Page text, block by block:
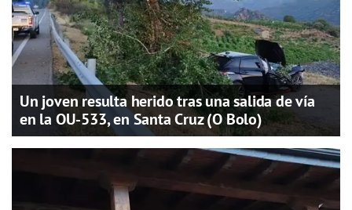
Un joven resulta herido tras una salida de vía
en la OU-533, en Santa Cruz (O Bolo)